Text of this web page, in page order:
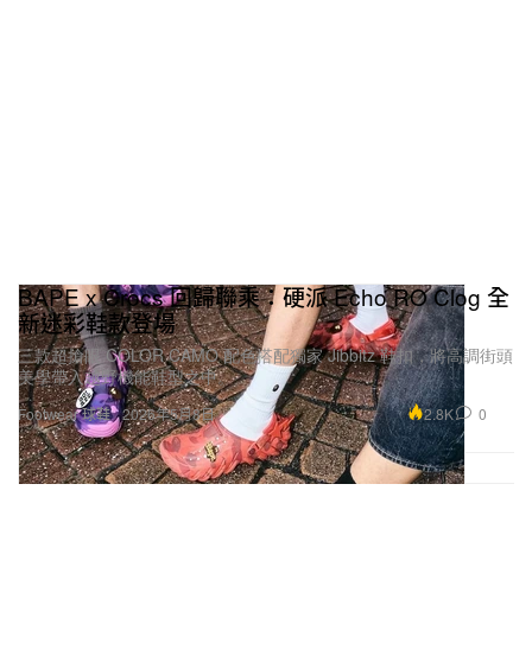
Footwear 球鞋
BAPE x Crocs 回歸聯乘：硬派 Echo RO Clog 全
新迷彩鞋款登場
三款超搶眼 COLOR CAMO 配色搭配獨家 Jibbitz 鞋扣，將高調街頭
美學帶入越野機能鞋型之中。
2026年5月8日 2.8K 0